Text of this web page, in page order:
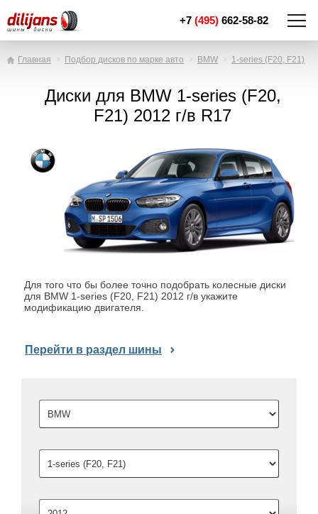
+7 (495) 662-58-82
Главная Подбор дисков по марке авто BMW 1-series (F20, F21)
Диски для BMW 1-series (F20,
F21) 2012 г/в R17
Для того что бы более точно подобрать колесные диски
для BMW 1-series (F20, F21) 2012 г/в укажите
модификацию двигателя.
Перейти в раздел шины